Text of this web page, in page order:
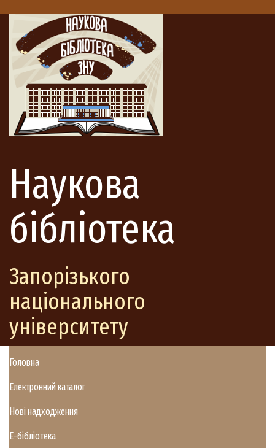
Наукова
бібліотека
Запорізького
національного
університету
Головна
Електронний каталог
Нові надходження
E-бібліотека